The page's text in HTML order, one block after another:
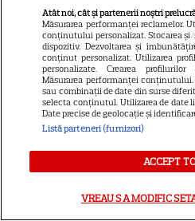
De ce
de la
de
Atât noi, cât și partenerii noștri
Măsurarea performanței reclamelor.
conținutului personalizat. Stocarea
dispozitiv. Dezvoltarea și
conținut personalizat. Utilizarea
personalizate. Crearea
Măsurarea performanței
sau combinații de date din surse
selecta conținutul. Utilizarea de date
Date precise de geolocație și
Listă parteneri (furnizori)
ACCEPT
VREAU SA MODIFIC